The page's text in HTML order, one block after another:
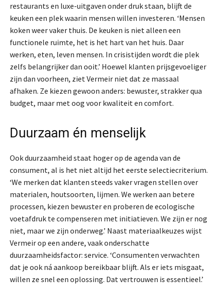
restaurants en luxe-uitgaven onder druk staan, blijft de
keuken een plek waarin mensen willen investeren. ‘Mensen
koken weer vaker thuis. De keuken is niet alleen een
functionele ruimte, het is het hart van het huis. Daar
werken, eten, leven mensen. In crisistijden wordt die plek
zelfs belangrijker dan ooit.’ Hoewel klanten prijsgevoeliger
zijn dan voorheen, ziet Vermeir niet dat ze massaal
afhaken. Ze kiezen gewoon anders: bewuster, strakker qua
budget, maar met oog voor kwaliteit en comfort.
Duurzaam én menselijk
Ook duurzaamheid staat hoger op de agenda van de
consument, al is het niet altijd het eerste selectiecriterium.
‘We merken dat klanten steeds vaker vragen stellen over
materialen, houtsoorten, lijmen. We werken aan betere
processen, kiezen bewuster en proberen de ecologische
voetafdruk te compenseren met initiatieven. We zijn er nog
niet, maar we zijn onderweg.’ Naast materiaalkeuzes wijst
Vermeir op een andere, vaak onderschatte
duurzaamheidsfactor: service. ‘Consumenten verwachten
dat je ook ná aankoop bereikbaar blijft. Als er iets misgaat,
willen ze snel een oplossing. Dat vertrouwen is essentieel.’